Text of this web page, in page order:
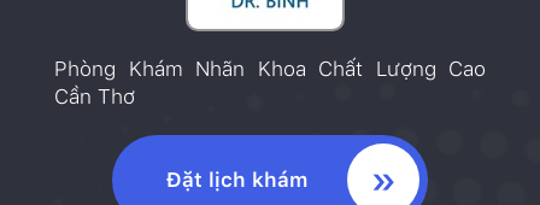
Phòng Khám Nhãn Khoa Chất Lượng Cao
Cần Thơ
Đặt lịch khám